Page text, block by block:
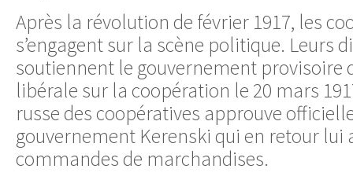
Après la révolution de février 1917, les
s’engagent sur la scène politique. Leurs
soutiennent le gouvernement provisoire
libérale sur la coopération le 20 mars
russe des coopératives approuve
gouvernement Kerenski qui en retour lui
commandes de marchandises.